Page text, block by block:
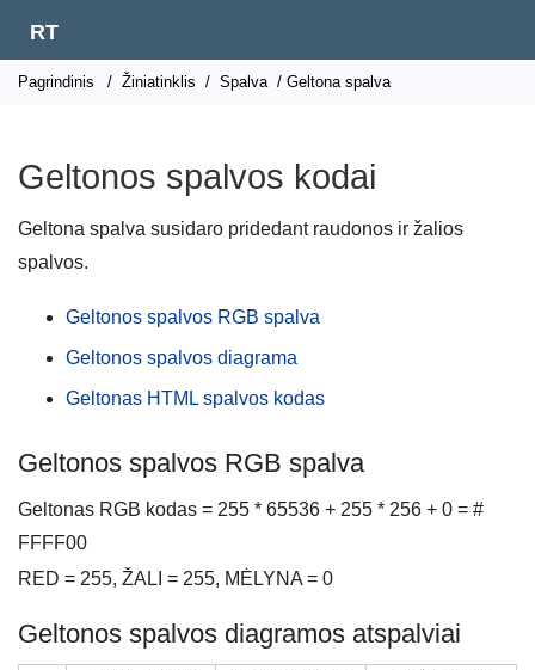
RT
Pagrindinis / Žiniatinklis / Spalva / Geltona spalva
Geltonos spalvos kodai
Geltona spalva susidaro pridedant raudonos ir žalios
spalvos.
Geltonos spalvos RGB spalva
Geltonos spalvos diagrama
Geltonas HTML spalvos kodas
Geltonos spalvos RGB spalva
Geltonas RGB kodas = 255 * 65536 + 255 * 256 + 0 = #
FFFF00
RED = 255, ŽALI = 255, MĖLYNA = 0
Geltonos spalvos diagramos atspalviai